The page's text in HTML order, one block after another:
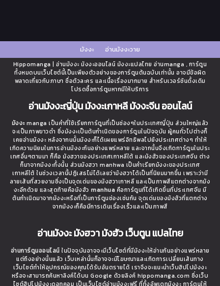
มังงะ อ่านมังงะวาย
Hippomanga | อ่านมังงะ มังงะออนไลน์ มังงะแปลไทย อ่านmanga , การ์ตูน
ทั้งหมดบนเว็บไซต์นี้เป็นเพียงตัวอย่างของการ์ตูนต้นฉบับเท่านั้น อาจมีข้อผิด
พลาดเกี่ยวกับภาษา ชื่อตัวละคร และเนื้อเรื่องมากมาย สำหรับเวอร์ชันดั้งเดิม
โปรดซื้อการ์ตูนหากมีให้บริการ
อ่านมังงะญี่ปุ่น มังงะเกาหลี มังงะจีน ออนไลน์
มังงะmanga เป็นคำที่ใช้เรียกการ์ตูนที่เป็นช่องๆในประเทศญี่ปุ่น ส่วนใหญ่แล้ว
จะเป็นภาพขาวดำ ซึ่งมังงะเป็นต้นกำเนิดของการ์ตูนในปัจจุบัน ผู้คนทั่วไปต่างก็
เคยอ่านมังงะ หลังจากนนั้นมังงะก็ได้เผยแพร่อิทธิพลไปยังประเทศต่างๆ ทำให้
เกิดความนิยมในการอ่านมังงะกันอย่างแพร่หลาย และจากนั้นจึงเกิดการ์ตูนในประ
เทศอื่นๆตามมา ก็คือ มังฮวาของประเทศเกาหลีใต้ และมังฮัวของประเทศจีน ต่าง
ก็มาจากมังงะทั้งนั้น ส่วนมังฮวา manhwa เป็นคำเรียกมังงะของประเทศ
เกาหลีใต้ ในช่วงเวลานี้ปฏิเสธไม่ได้เลยว่ามังฮวาได้เป็นที่นิยมมากขึ้น เพราะว่ามี
ลายเส้นที่สวยงามซึ่งเป็นจุดเด่นของมังฮวาเกาหลี และเป็นภาพสีแตกต่างจากมัง
งะอีกด้วย และสุดท้ายคือมังฮัว manhua คือการ์ตูนที่ได้เกิดขึ้นที่ประเทศจีน มี
ต้นกำเนิดมาจากมังงะหรือที่เป็นการ์ตูนช่องเช่นกัน จุดเด่นของมังฮัวที่แตกต่าง
จากมังงะก็คือมีการเดินเรื่องเร็วและเป็นภาพสี
อ่านมังงะ มังฮวา มังฮัว เว็บตูน แปลไทย
อ่านการ์ตูนออนไลน์ ในปัจจุบันอาจจะมีเว็บไซต์ที่มีมังงะให้อ่านกันอย่างแพร่หลาย
แต่ถึงอย่างนั้นแล้ว เว็บเหล่านั้นก็อาจจะมีโฆษณาและเกิดการเปลี่ยนเส้นทาง
เว็บไซต์ทำให้อุปกรณ์ของคุณได้รับอันตรายได้ เราจึงจะแนะนำเว็บฮิปโปมังงะ
หรือจะสามารถค้นหาลิงค์ได้บน Google ด้วยลิงค์ hippomanga.com ซึ่งเว็บ
ไซต์ฮิปโปมังงะดอทคอม เป็นเว็บไซต์อ่านมังงะฟรี ที่ทั้งอัพเดทมังงะ การ์ตูนให้